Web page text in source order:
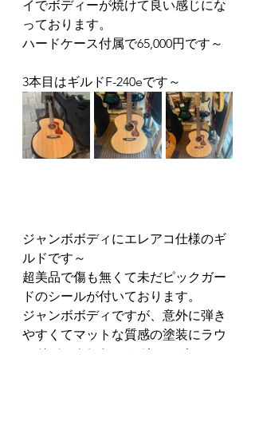
イでボディーが焼けて良い感じにな
っております。
ハードケース付属で65,000円です～
3本目はギルドF-240eです～
ジャンボボディにエレアコ仕様のギ
ルドです～
超美品で傷も無くて未だピックガー
ドのシールが付いております。
ジャンボボディですが、意外に弾き
やすくてマットな質感の塗装にラウ
ンドバックしたマホガニーがCOOL